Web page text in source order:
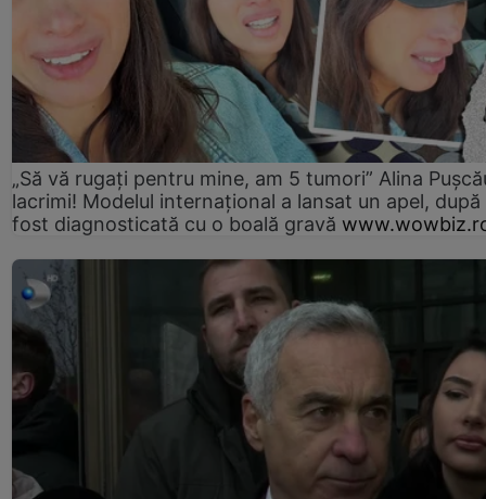
„Să vă rugați pentru mine, am 5 tumori” Alina
lacrimi! Modelul internațional a lansat un apel, după
fost diagnosticată cu o boală gravă